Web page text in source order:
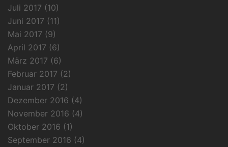
Juli 2017 (10)
Juni 2017 (11)
Mai 2017 (9)
April 2017 (6)
März 2017 (6)
Februar 2017 (2)
Januar 2017 (2)
Dezember 2016 (4)
November 2016 (4)
Oktober 2016 (1)
September 2016 (4)